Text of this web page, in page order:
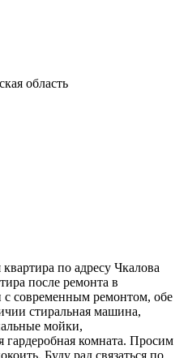
область
по адресу Чкалова
после ремонта в
современным ремонтом, обе
стиральная машина,
мойки,
гардеробная комната. Просим
Буду рад связаться по